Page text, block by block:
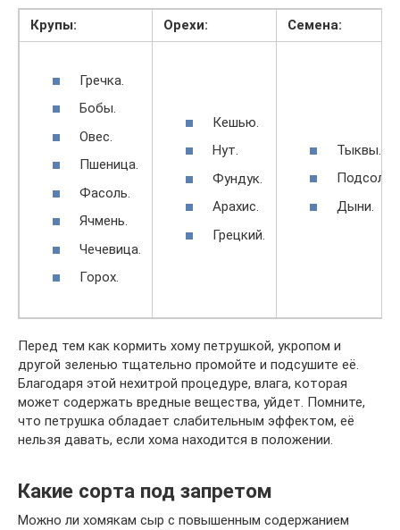
Крупы: Орехи: Семена:
Гречка.
Бобы.
Овес.
Пшеница.
Фасоль.
Ячмень.
Чечевица.
Горох.
Кешью.
Нут.
Фундук.
Арахис.
Грецкий.
Тыквы.
Дыни.
Перед тем как кормить хому петрушкой, укропом и
другой зеленью тщательно промойте и подсушите её.
Благодаря этой нехитрой процедуре, влага, которая
может содержать вредные вещества, уйдет. Помните,
что петрушка обладает слабительным эффектом, её
нельзя давать, если хома находится в положении.
Какие сорта под запретом
Можно ли хомякам сыр с повышенным содержанием